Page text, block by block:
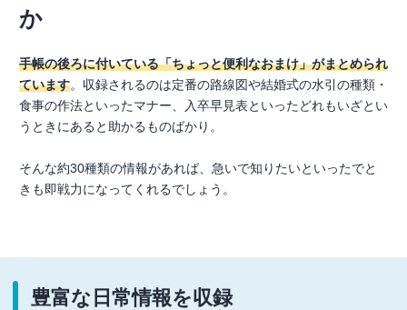
か
手帳の後ろに付いている「ちょっと便利なおまけ」がまとめられ
ています。収録されるのは定番の路線図や結婚式の水引の種類・
食事の作法といったマナー、入卒早見表といったどれもいざとい
うときにあると助かるものばかり。
そんな約30種類の情報があれば、急いで知りたいといったでと
きも即戦力になってくれるでしょう。
豊富な日常情報を収録